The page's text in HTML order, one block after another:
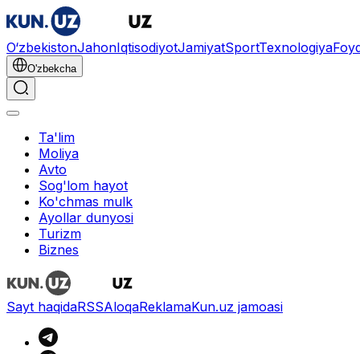
O‘zbekistonJahonIqtisodiyotJamiyatSportTexnologiya
O'zbekcha
Ta'lim
Moliya
Avto
Sog'lom hayot
Ko'chmas mulk
Ayollar dunyosi
Turizm
Biznes
Sayt haqidaRSSAloqaReklamaKun.uz jamoasi